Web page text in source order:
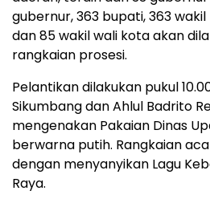
gubernur, 363 bupati, 363
dan 85 wakil wali kota akan
rangkaian prosesi.
Pelantikan dilakukan pukul
Sikumbang dan Ahlul Badrito
mengenakan Pakaian Dinas
berwarna putih. Rangkaian
dengan menyanyikan Lagu
Raya.